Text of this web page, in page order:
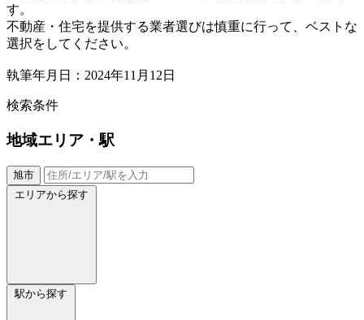
す。
不動産・住宅を提供する業者選びは慎重に行って、ベストな
選択をしてください。
執筆年月日：2024年11月12日
検索条件
地域エリア・駅
旭市
エリアから探す
駅から探す